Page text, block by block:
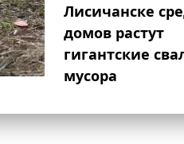
Лисичанске
домов растут
гигантские
мусора